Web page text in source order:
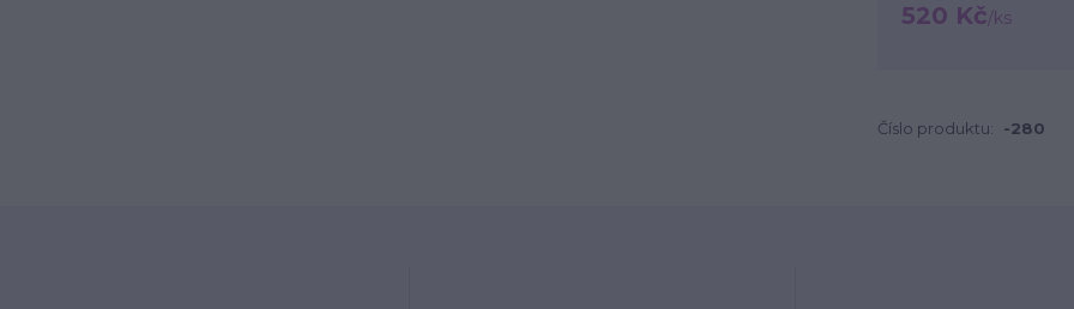
520 Kč/ks
Číslo produktu: -280